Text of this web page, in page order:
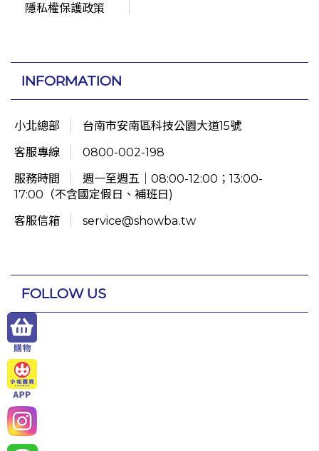
隱私權保護政策
INFORMATION
小北總部
台南市安南區科技公園大道15號
客服專線
0800-002-198
服務時間
週一至週五｜08:00-12:00；13:00-
17:00（不含國定假日、補班日)
客服信箱
service@showba.tw
FOLLOW US